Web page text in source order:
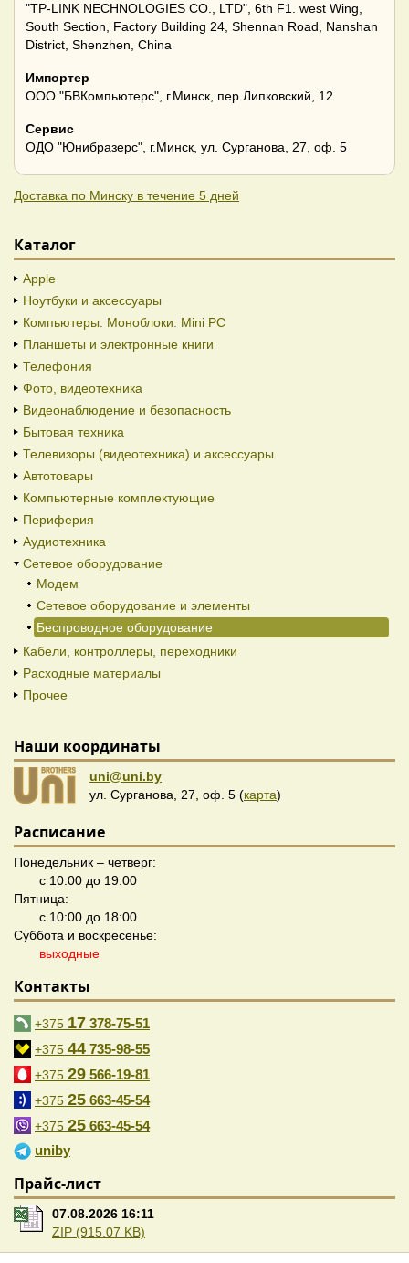
"TP-LINK NECHNOLOGIES CO., LTD", 6th F1. west Wing,
South Section, Factory Building 24, Shennan Road, Nanshan
District, Shenzhen, China
Импортер
ООО "БВКомпьютерс", г.Минск, пер.Липковский, 12
Сервис
ОДО "Юнибразерс", г.Минск, ул. Сурганова, 27, оф. 5
Доставка по Минску в течение 5 дней
Каталог
Apple
Ноутбуки и аксессуары
Компьютеры. Моноблоки. Mini PC
Планшеты и электронные книги
Телефония
Фото, видеотехника
Видеонаблюдение и безопасность
Бытовая техника
Телевизоры (видеотехника) и аксессуары
Автотовары
Компьютерные комплектующие
Периферия
Аудиотехника
Сетевое оборудование
Модем
Сетевое оборудование и элементы
Беспроводное оборудование
Кабели, контроллеры, переходники
Расходные материалы
Прочее
Наши координаты
uni@uni.by
ул. Сурганова, 27, оф. 5 (карта)
Расписание
Понедельник – четверг:
с 10:00 до 19:00
Пятница:
с 10:00 до 18:00
Суббота и воскресенье:
выходные
Контакты
+375 17 378-75-51
+375 44 735-98-55
+375 29 566-19-81
+375 25 663-45-54
+375 25 663-45-54
uniby
Прайс-лист
07.08.2026 16:11
ZIP (915.07 KB)